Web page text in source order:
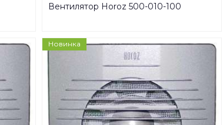
Вентилятор Horoz 500-010-100
Новинка